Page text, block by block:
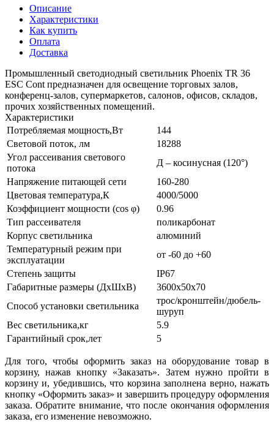
Описание
Характеристики
Как купить
Оплата
Доставка
Промышленный светодиодный светильник Phoenix TR 36
ESC Cont предназначен для освещение торговых залов,
конференц-залов, супермаркетов, салонов, офисов, складов,
прочих хозяйственных помещений.
Характеристики
Потребляемая мощность,Вт
144
Световой поток, лм
18288
Угол рассеивания светового
потока
Д – косинусная (120°)
Напряжение питающей сети
160-280
Цветовая температура,К
4000/5000
Коэффициент мощности (cos φ)
0.96
Тип рассеивателя
поликарбонат
Корпус светильника
алюминий
Температурный режим при
эксплуатации
от -60 до +60
Степень защиты
IP67
Габаритные размеры (ДхШхВ)
3600х50х70
Способ установки светильника
трос/кронштейн/дюбель-
шуруп
Вес светильника,кг
5.9
Гарантийный срок,лет
5
Для того, чтобы оформить заказ на оборудование товар в
корзину, нажав кнопку «Заказать». Затем нужно пройти в
корзину и, убедившись, что корзина заполнена верно, нажать
кнопку «Оформить заказ» и завершить процедуру оформления
заказа. Обратите внимание, что после окончания оформления
заказа, его изменение невозможно.